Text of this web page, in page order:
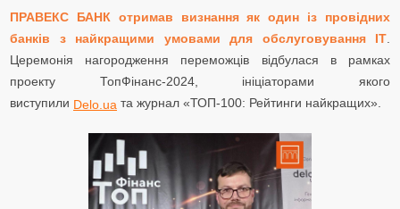
ПРАВЕКС БАНК отримав визнання як один із провідних
банків з найкращими умовами для обслуговування ІТ
Церемонія нагородження переможців відбулася в рамках
проекту ТопФінанс-2024, ініціаторами якого
виступили Delo.ua та журнал «ТОП-100: Рейтинги найкращих».